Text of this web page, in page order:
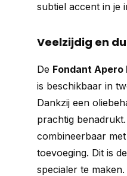
subtiel accent in je
Veelzijdig en
De Fondant Apero
is beschikbaar in
Dankzij een
prachtig
combineerbaar
toevoeging. Dit is
specialer te maken.